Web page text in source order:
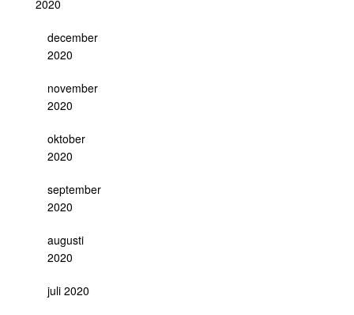
2020
december
2020
november
2020
oktober
2020
september
2020
augusti
2020
juli 2020